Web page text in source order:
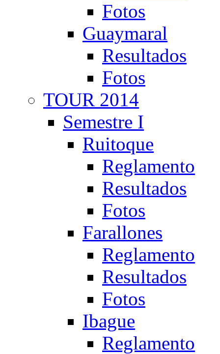
Fotos
Guaymaral
Resultados
Fotos
TOUR 2014
Semestre I
Ruitoque
Reglamento
Resultados
Fotos
Farallones
Reglamento
Resultados
Fotos
Ibague
Reglamento